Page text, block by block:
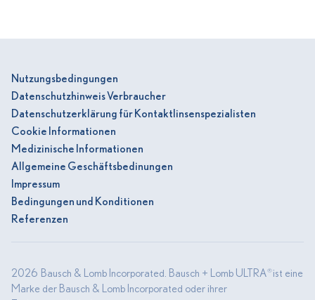
Nutzungsbedingungen
Datenschutzhinweis Verbraucher
Datenschutzerklärung für Kontaktlinsenspezialisten
Cookie Informationen
Medizinische Informationen
Allgemeine Geschäftsbedinungen
Impressum
Bedingungen und Konditionen
Referenzen
2026 Bausch & Lomb Incorporated. Bausch + Lomb ULTRA® ist eine
Marke der Bausch & Lomb Incorporated oder ihrer